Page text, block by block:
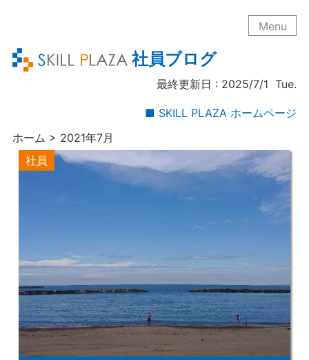
Menu
社員ブログ
最終更新日 : 2025/7/1 Tue.
■ SKILL PLAZA ホームページ
ホーム > 2021年7月
社員